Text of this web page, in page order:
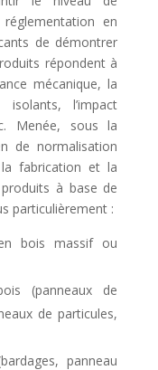
en
de démontrer
répondent à
mécanique, la
l’impact
Menée, sous la
de normalisation
fabrication et la
à base de
particulièrement :
bois massif ou
(panneaux de
de particules,
panneau